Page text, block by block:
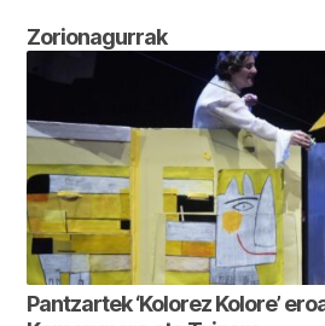
Zorionagurrak
Pantzartek ‘Kolorez Kolore’